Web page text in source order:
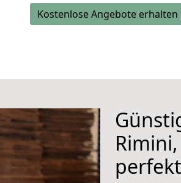
Kostenlose Angebote erhalten